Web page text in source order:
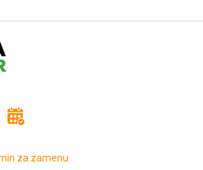
za zamenu